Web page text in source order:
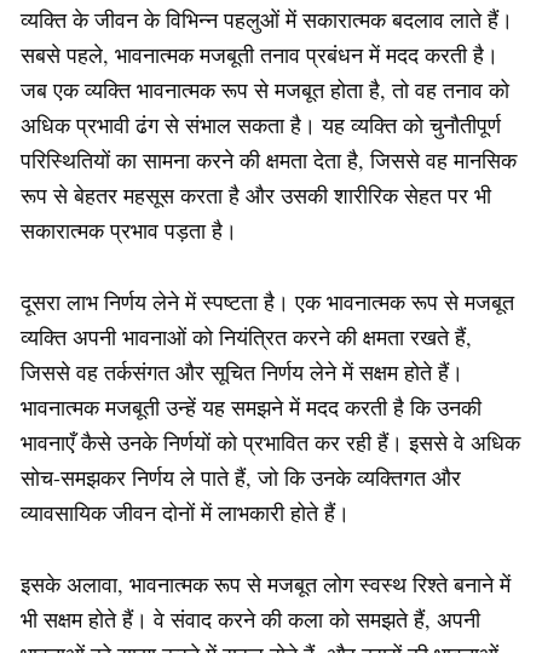
व्यक्ति के जीवन के विभिन्न पहलुओं में सकारात्मक बदलाव लाते हैं।
सबसे पहले, भावनात्मक मजबूती तनाव प्रबंधन में मदद करती है।
जब एक व्यक्ति भावनात्मक रूप से मजबूत होता है, तो वह तनाव को
अधिक प्रभावी ढंग से संभाल सकता है। यह व्यक्ति को चुनौतीपूर्ण
परिस्थितियों का सामना करने की क्षमता देता है, जिससे वह मानसिक
रूप से बेहतर महसूस करता है और उसकी शारीरिक सेहत पर भी
सकारात्मक प्रभाव पड़ता है।
दूसरा लाभ निर्णय लेने में स्पष्टता है। एक भावनात्मक रूप से मजबूत
व्यक्ति अपनी भावनाओं को नियंत्रित करने की क्षमता रखते हैं,
जिससे वह तर्कसंगत और सूचित निर्णय लेने में सक्षम होते हैं।
भावनात्मक मजबूती उन्हें यह समझने में मदद करती है कि उनकी
भावनाएँ कैसे उनके निर्णयों को प्रभावित कर रही हैं। इससे वे अधिक
सोच-समझकर निर्णय ले पाते हैं, जो कि उनके व्यक्तिगत और
व्यावसायिक जीवन दोनों में लाभकारी होते हैं।
इसके अलावा, भावनात्मक रूप से मजबूत लोग स्वस्थ रिश्ते बनाने में
भी सक्षम होते हैं। वे संवाद करने की कला को समझते हैं, अपनी